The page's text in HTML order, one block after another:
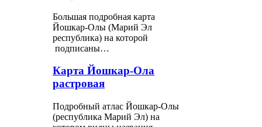
Большая подробная карта
Йошкар-Олы (Марий Эл
республика) на которой
подписаны…
Карта Йошкар-Ола
растровая
Подробный атлас Йошкар-Олы
(республика Марий Эл) на